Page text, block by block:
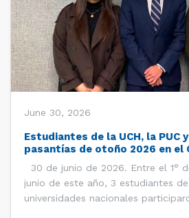
June 30, 2026
Estudiantes de la UCH, la PUC
pasantías de otoño 2026 en el
30 de junio de 2026. Entre el 1°
junio de este año, 3 estudiantes
universidades nacionales